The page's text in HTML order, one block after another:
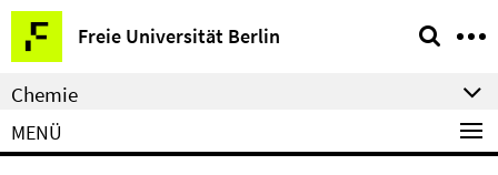
Springe
direkt
zu
Inhalt
Freie Universität Berlin
Service-
Navigation
Chemie
MENÜ